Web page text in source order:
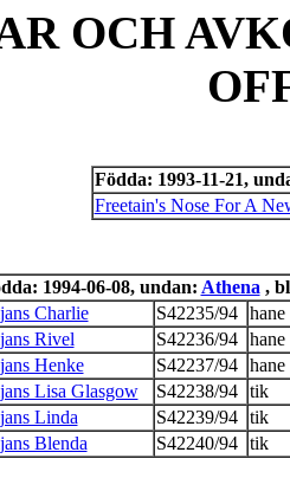
OCH
Födda: 1993-11-21,
Freetain's Nose For A
1994-06-08, undan: Athena ,
Charlie
S42235/94
hane
Rivel
S42236/94
hane
Henke
S42237/94
hane
Lisa Glasgow
S42238/94
tik
Linda
S42239/94
tik
Blenda
S42240/94 tik